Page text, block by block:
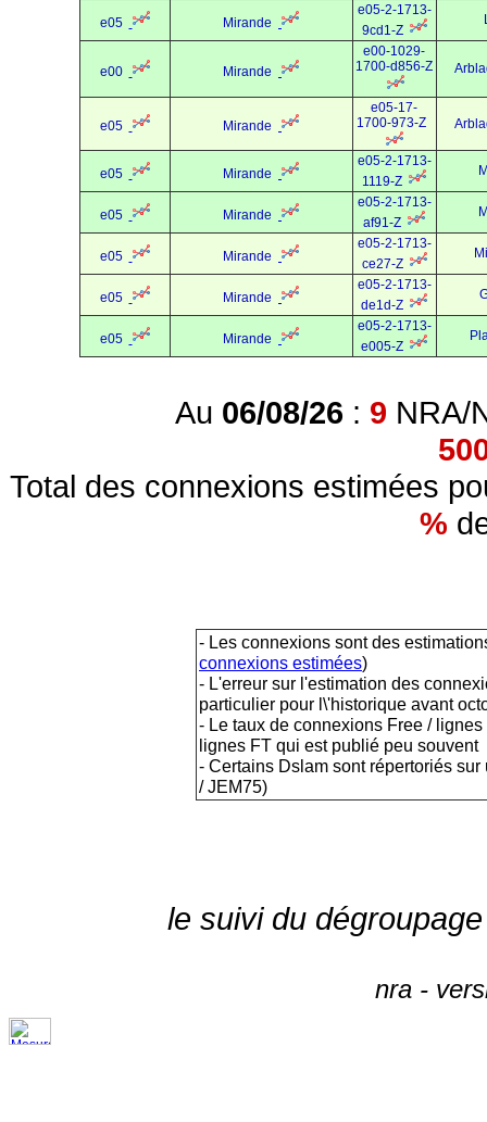
e05 Mirande
e05-2-1713-
9cd1-Z
e00 Mirande
e00-1029-
1700-d856-Z
e05 Mirande
e05-17-
1700-973-Z
e05 Mirande
e05-2-1713-
1119-Z
e05 Mirande
e05-2-1713-
af91-Z
e05 Mirande
e05-2-1713-
ce27-Z
e05 Mirande
e05-2-1713-
de1d-Z
e05 Mirande
e05-2-1713-
e005-Z
Au 06/08/26 : 9 NRA/
Total des connexions estimées
%
- Les connexions sont des
connexions estimées)
- L'erreur sur l'estimation des
particulier pour l\'historique avant
- Le taux de connexions Free /
lignes FT qui est publié peu souvent
- Certains Dslam sont répertoriés
/ JEM75)
le suivi du
nra -